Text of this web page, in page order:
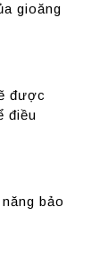
gioăng
được
điều
bảo